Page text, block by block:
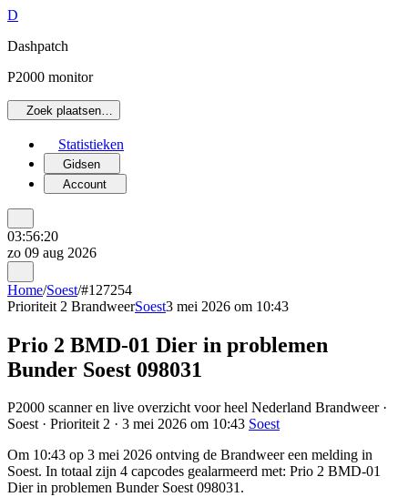
D
Dashpatch
P2000 monitor
Zoek plaatsen…
Statistieken
Gidsen
Account
03:56:20
zo 09 aug 2026
Home/Soest/#127254
Prioriteit 2 BrandweerSoest3 mei 2026 om 10:43
Prio 2 BMD-01 Dier in problemen
Bunder Soest 098031
P2000 scanner en live overzicht voor heel Nederland Brandweer ·
Soest · Prioriteit 2 · 3 mei 2026 om 10:43 Soest
Om 10:43 op 3 mei 2026 ontving de Brandweer een melding in
Soest. In totaal zijn 4 capcodes gealarmeerd met: Prio 2 BMD-01
Dier in problemen Bunder Soest 098031.